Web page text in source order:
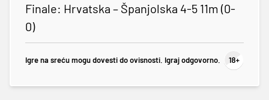
Finale: Hrvatska – Španjolska 4-5 11m (0-
0)
Igre na sreću mogu dovesti do ovisnosti. Igraj odgovorno.